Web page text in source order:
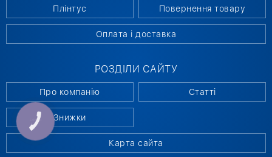
Плінтус Повернення товару
Оплата і доставка
РОЗДІЛИ САЙТУ
Про компанію Статті
Знижки
Карта сайта
КНОПКА
СВЯЗИ